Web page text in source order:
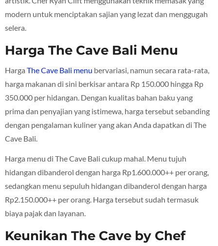
modern untuk menciptakan sajian yang lezat dan menggugah
selera.
Harga The Cave Bali Menu
Harga The Cave Bali menu bervariasi, namun secara rata-rata,
harga makanan di sini berkisar antara Rp 150.000 hingga Rp
350.000 per hidangan. Dengan kualitas bahan baku yang
prima dan penyajian yang istimewa, harga tersebut sebanding
dengan pengalaman kuliner yang akan Anda dapatkan di The
Cave Bali.
Harga menu di The Cave Bali cukup mahal. Menu tujuh
hidangan dibanderol dengan harga Rp1.600.000++ per orang,
sedangkan menu sepuluh hidangan dibanderol dengan harga
Rp2.150.000++ per orang. Harga tersebut sudah termasuk
biaya pajak dan layanan.
Keunikan The Cave by Chef